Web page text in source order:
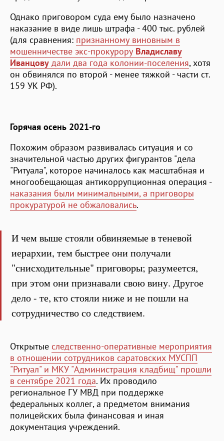
Однако приговором суда ему было назначено
наказание в виде лишь штрафа - 400 тыс. рублей
(для сравнения: признанному виновным в
мошенничестве экс-прокурору Владиславу
Иванцову дали два года колонии-поселения, хотя
он обвинялся по второй - менее тяжкой - части ст.
159 УК РФ).
Горячая осень 2021-го
Похожим образом развивалась ситуация и со
значительной частью других фигурантов "дела
"Ритуала", которое начиналось как масштабная и
многообещающая антикоррупционная операция -
наказания были минимальными, а приговоры
прокуратурой не обжаловались.
И чем выше стояли обвиняемые в теневой
иерархии, тем быстрее они получали
"снисходительные" приговоры; разумеется,
при этом они признавали свою вину. Другое
дело - те, кто стояли ниже и не пошли на
сотрудничество со следствием.
Открытые следственно-оперативные мероприятия
в отношении сотрудников саратовских МУСПП
"Ритуал" и МКУ "Администрация кладбищ" прошли
в сентябре 2021 года. Их проводило
региональное ГУ МВД при поддержке
федеральных коллег, а предметом внимания
полицейских была финансовая и иная
документация учреждений.